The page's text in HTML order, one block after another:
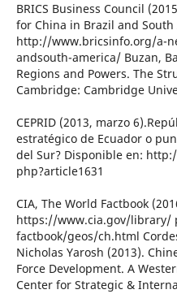
BRICS Business Council
for China in Brazil and
http://www.bricsinfo.org/a-
andsouth-america/ Buzan,
Regions and Powers. The
Cambridge: Cambridge
CEPRID (2013, marzo
estratégico de Ecuador o
del Sur? Disponible en:
php?article1631
CIA, The World Factbook
https://www.cia.gov/library/
factbook/geos/ch.html
Nicholas Yarosh (2013).
Force Development. A
Center for Strategic &